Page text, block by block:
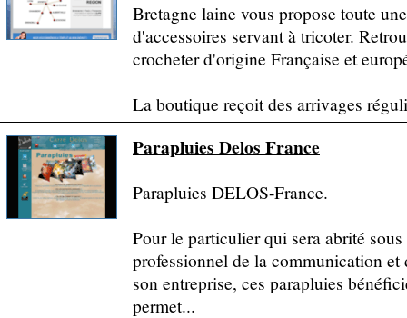
Bretagne laine vous propose toute
d'accessoires servant à tricoter.
crocheter d'origine Française et
La boutique reçoit des arrivages
Parapluies Delos France
Parapluies DELOS-France.
Pour le particulier qui sera abrité
professionnel de la communication
son entreprise, ces parapluies
permet...